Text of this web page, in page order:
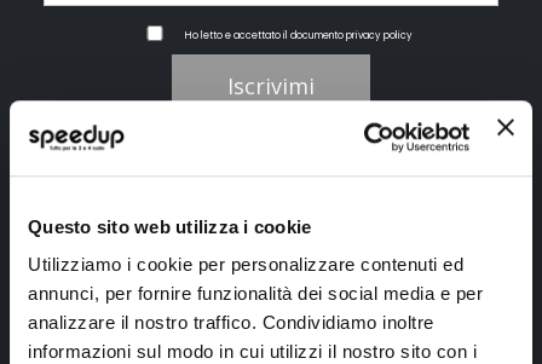
Questo sito web utilizza i cookie
Utilizziamo i cookie per personalizzare contenuti ed
annunci, per fornire funzionalità dei social media e per
analizzare il nostro traffico. Condividiamo inoltre
informazioni sul modo in cui utilizzi il nostro sito con i
Ho letto e accettato il documentoprivacy policy
Iscrivimi
Segui SPEEDUP.IT